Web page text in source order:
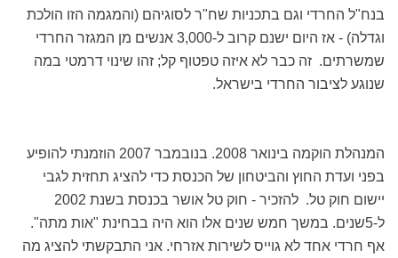
בנח"ל החרדי וגם בתכניות שח"ר לסוגיהם (והמגמה הזו הולכת
וגדלה) - אז היום ישנם קרוב ל-3,000 אנשים מן המגזר החרדי
שמשרתים. זה כבר לא איזה טפטוף קל; זהו שינוי דרמטי במה
שנוגע לציבור החרדי בישראל.
המנהלת הוקמה בינואר 2008. בנובמבר 2007 הוזמנתי להופיע
בפני ועדת החוץ והביטחון של הכנסת כדי להציג תחזית לגבי
יישום חוק טל. להזכיר - חוק טל אושר בכנסת בשנת 2002
ל-5שנים. במשך חמש שנים אלו הוא היה בבחינת "אות מתה".
אף חרדי אחד לא גוייס לשירות אזרחי. אני התבקשתי להציג מה